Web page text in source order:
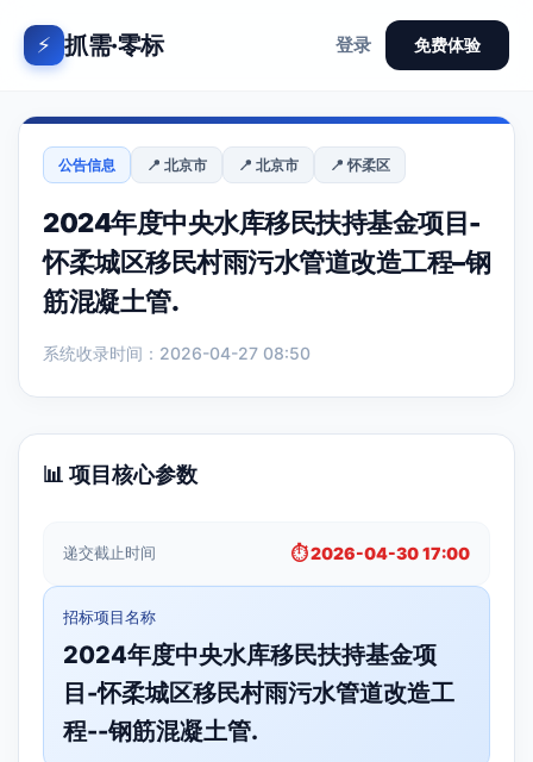
⚡ 抓需·零标 登录 免费体验
公告信息 📍 北京市 📍 北京市 📍 怀柔区
2024年度中央水库移民扶持基金项目-
怀柔城区移民村雨污水管道改造工程–钢
筋混凝土管.
系统收录时间：2026-04-27 08:50
📊 项目核心参数
递交截止时间 ⏱️ 2026-04-30 17:00
招标项目名称
2024年度中央水库移民扶持基金项
目-怀柔城区移民村雨污水管道改造工
程--钢筋混凝土管.